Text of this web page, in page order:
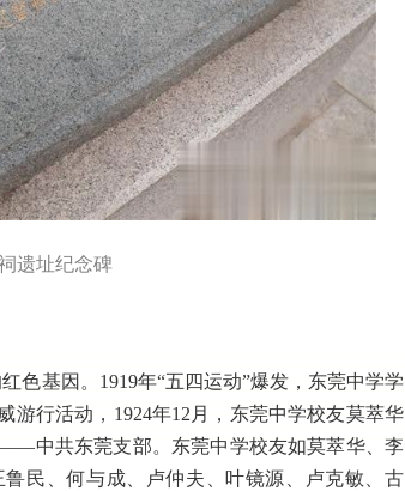
遗址纪念碑
色基因。1919年“五四运动”爆发，东莞中学学
游行活动，1924年12月，东莞中学校友莫萃华
中共东莞支部。东莞中学校友如莫萃华、李
民、何与成、卢仲夫、叶镜源、卢克敏、古